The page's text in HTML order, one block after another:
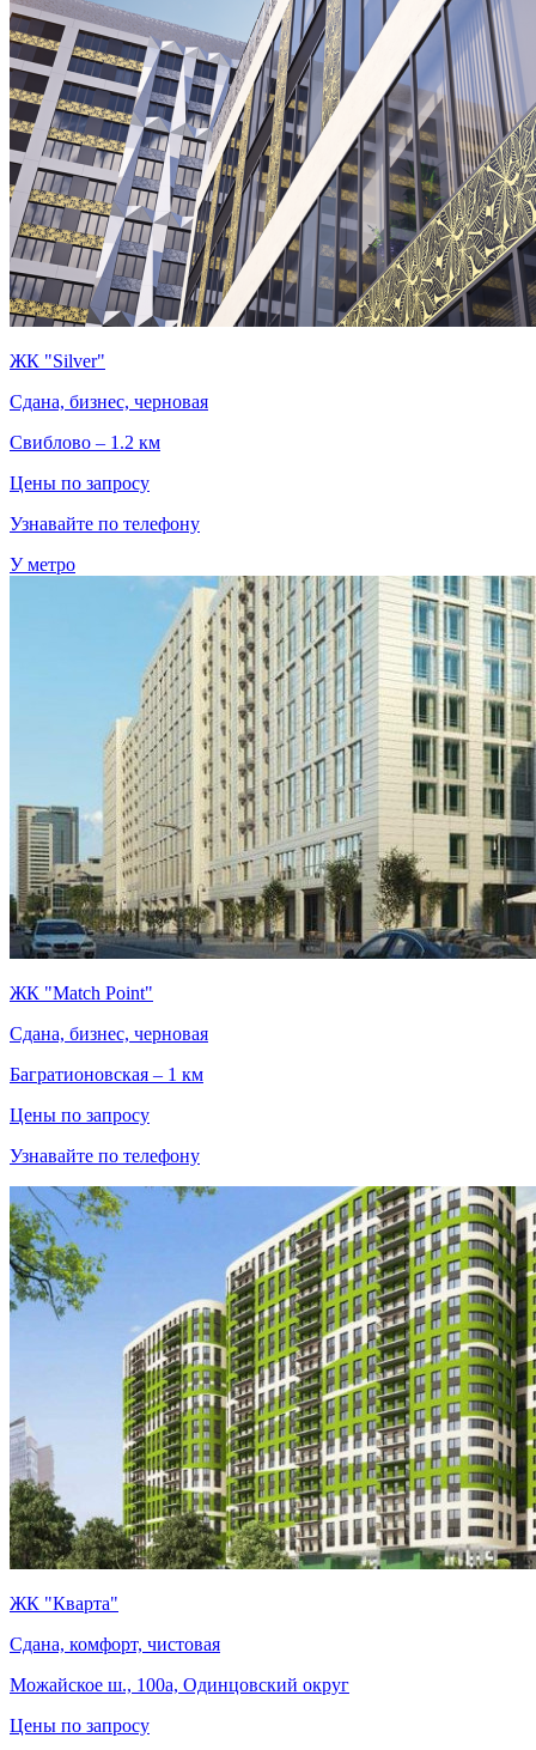
ЖК "Silver"
Сдана, бизнес, черновая
Свиблово – 1.2 км
Цены по запросу
Узнавайте по телефону
У метро
ЖК "Match Point"
Сдана, бизнес, черновая
Багратионовская – 1 км
Цены по запросу
Узнавайте по телефону
ЖК "Кварта"
Сдана, комфорт, чистовая
Можайское ш., 100а, Одинцовский округ
Цены по запросу